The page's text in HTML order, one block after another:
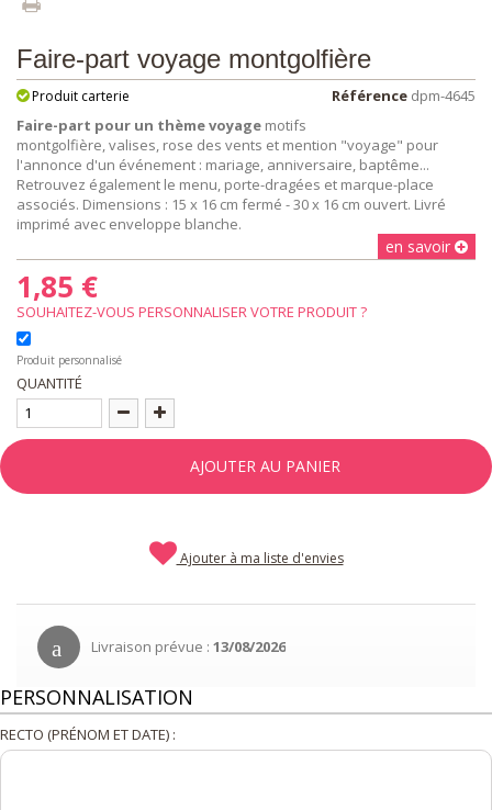
Faire-part voyage montgolfière
Référence dpm-4645
Produit carterie
Faire-part pour un thème voyage motifs
montgolfière, valises, rose des vents et mention "voyage" pour
l'annonce d'un événement : mariage, anniversaire, baptême...
Retrouvez également le menu, porte-dragées et marque-place
associés. Dimensions : 15 x 16 cm fermé - 30 x 16 cm ouvert. Livré
imprimé avec enveloppe blanche.
en savoir
1,85 €
Produit personnalisé
QUANTITÉ
AJOUTER AU PANIER
Ajouter à ma liste d'envies
Livraison prévue : 13/08/2026
PERSONNALISATION
RECTO (PRÉNOM ET DATE) :